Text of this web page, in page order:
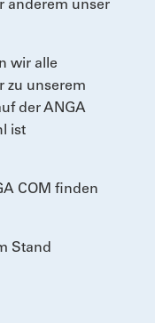
anderem unser
wir alle
zu unserem
der ANGA
ist
COM finden
Stand